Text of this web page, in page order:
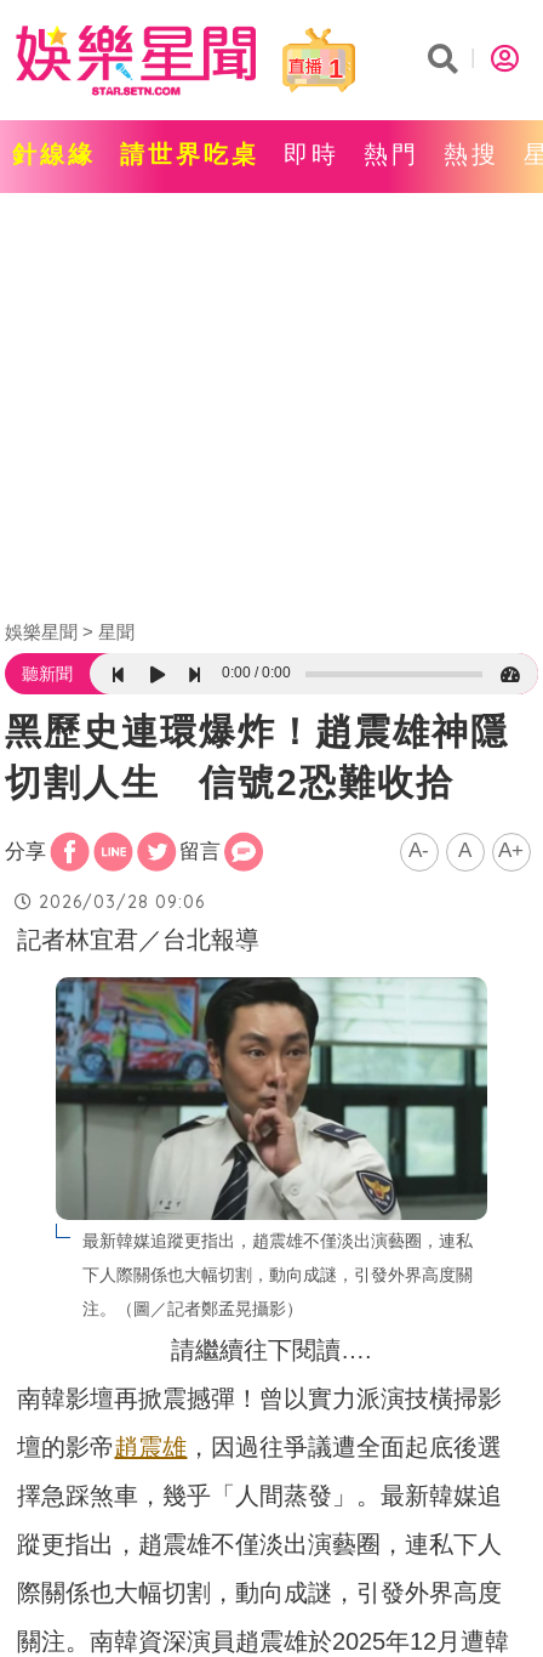
1
針線緣 請世界吃桌 即時 熱門 熱搜
娛樂星聞 星聞
聽新聞 0:00 0:00
黑歷史連環爆炸！趙震雄神隱
切割人生 信號2恐難收拾
分享 留言 A- A A+
2026/03/28 09:06
記者林宜君／台北報導
最新韓媒追蹤更指出，趙震雄不僅淡出演藝圈，連私
下人際關係也大幅切割，動向成謎，引發外界高度關
注。（圖／記者鄭孟晃攝影）
請繼續往下閱讀….
南韓影壇再掀震撼彈！曾以實力派演技橫掃影
壇的影帝趙震雄 ，因過往爭議遭全面起底後選
擇急踩煞車，幾乎「人間蒸發」。最新韓媒追
蹤更指出，趙震雄不僅淡出演藝圈，連私下人
際關係也大幅切割，動向成謎，引發外界高度
關注。南韓資深演員趙震雄於2025年12月遭韓